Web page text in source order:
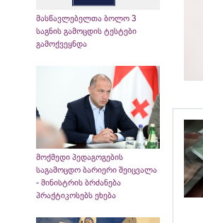
მასწავლებელთა ბოლო 3
საგნის გამოცდის ტესტები
გამოქვეყნდა
მოქმედი პედაგოგების
საგამოცდო ბარიერი შეიცვალა
- მინისტრის ბრძანება
პრაქტიკოსებს ეხება